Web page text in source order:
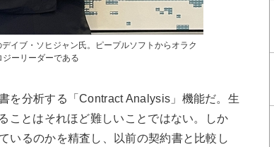
イブ・ソヒジャン氏。ピープルソフトからオラク
ーリーダーである
を分析する「Contract Analysis」機能だ。生
ことはそれほど難しいことではない。しか
いるのかを精査し、以前の契約書と比較し